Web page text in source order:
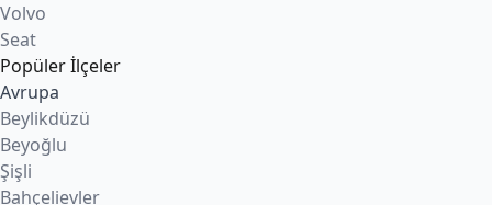
Volvo
Seat
Popüler İlçeler
Avrupa
Beylikdüzü
Beyoğlu
Şişli
Bahçelievler